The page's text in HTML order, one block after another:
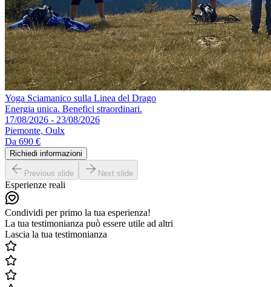
Yoga Sciamanico sulla Linea del Drago
Energia unica. Benefici straordinari.
17/08/2026 - 23/08/2026
Piemonte, Oulx
Da 690 €
Richiedi informazioni
Previous slide Next slide
Esperienze reali
Condividi per primo la tua esperienza!
La tua testimonianza può essere utile ad altri
Lascia la tua testimonianza